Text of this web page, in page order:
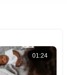
01:24